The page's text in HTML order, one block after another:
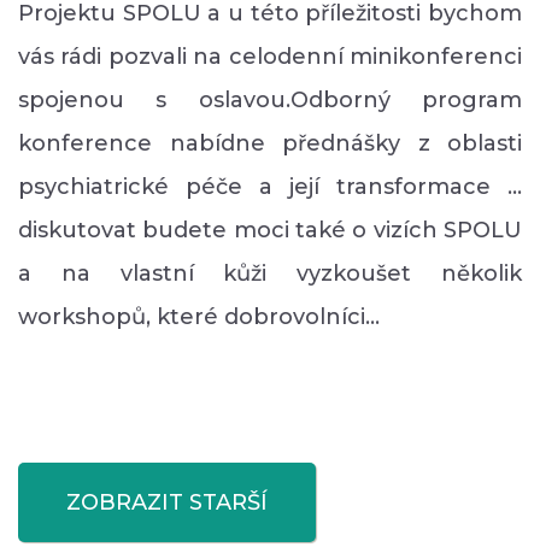
Projektu SPOLU a u této příležitosti bychom
vás rádi pozvali na celodenní minikonferenci
spojenou s oslavou.Odborný program
konference nabídne přednášky z oblasti
psychiatrické péče a její transformace ...
diskutovat budete moci také o vizích SPOLU
a na vlastní kůži vyzkoušet několik
workshopů, které dobrovolníci…
ZOBRAZIT STARŠÍ